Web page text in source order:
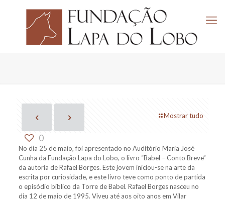
Mostrar tudo
0
No dia 25 de maio, foi apresentado no Auditório Maria José
Cunha da Fundação Lapa do Lobo, o livro “Babel – Conto Breve”
da autoria de Rafael Borges. Este jovem iniciou-se na arte da
escrita por curiosidade, e este livro teve como ponto de partida
o episódio bíblico da Torre de Babel. Rafael Borges nasceu no
dia 12 de maio de 1995. Viveu até aos oito anos em Vilar